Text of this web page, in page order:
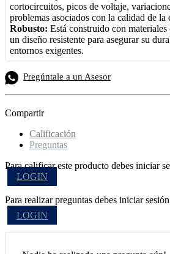
cortocircuitos, picos de voltaje,
problemas asociados con la calidad de la
Robusto: Está construido con
un diseño resistente para asegurar su
entornos exigentes.
Pregúntale a un Asesor
Compartir
Calificación
Preguntas
Para calificar este producto debes iniciar
LOGIN
Para realizar preguntas debes iniciar
LOGIN